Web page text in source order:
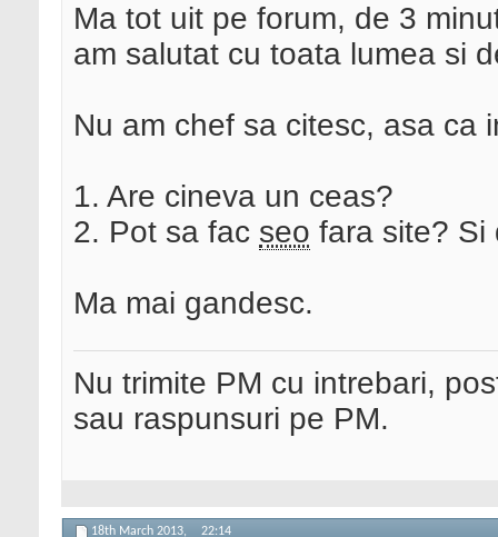
Ma tot uit pe forum, de 3
am salutat cu toata lumea si
Nu am chef sa citesc, asa ca
1. Are cineva un ceas?
2. Pot sa fac seo fara site? Si
Ma mai gandesc.
Nu trimite PM cu intrebari,
sau raspunsuri pe PM.
18th March 2013, 22:14